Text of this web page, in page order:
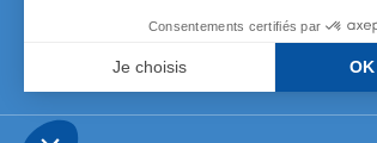
Consentements certifiés par
Je choisis